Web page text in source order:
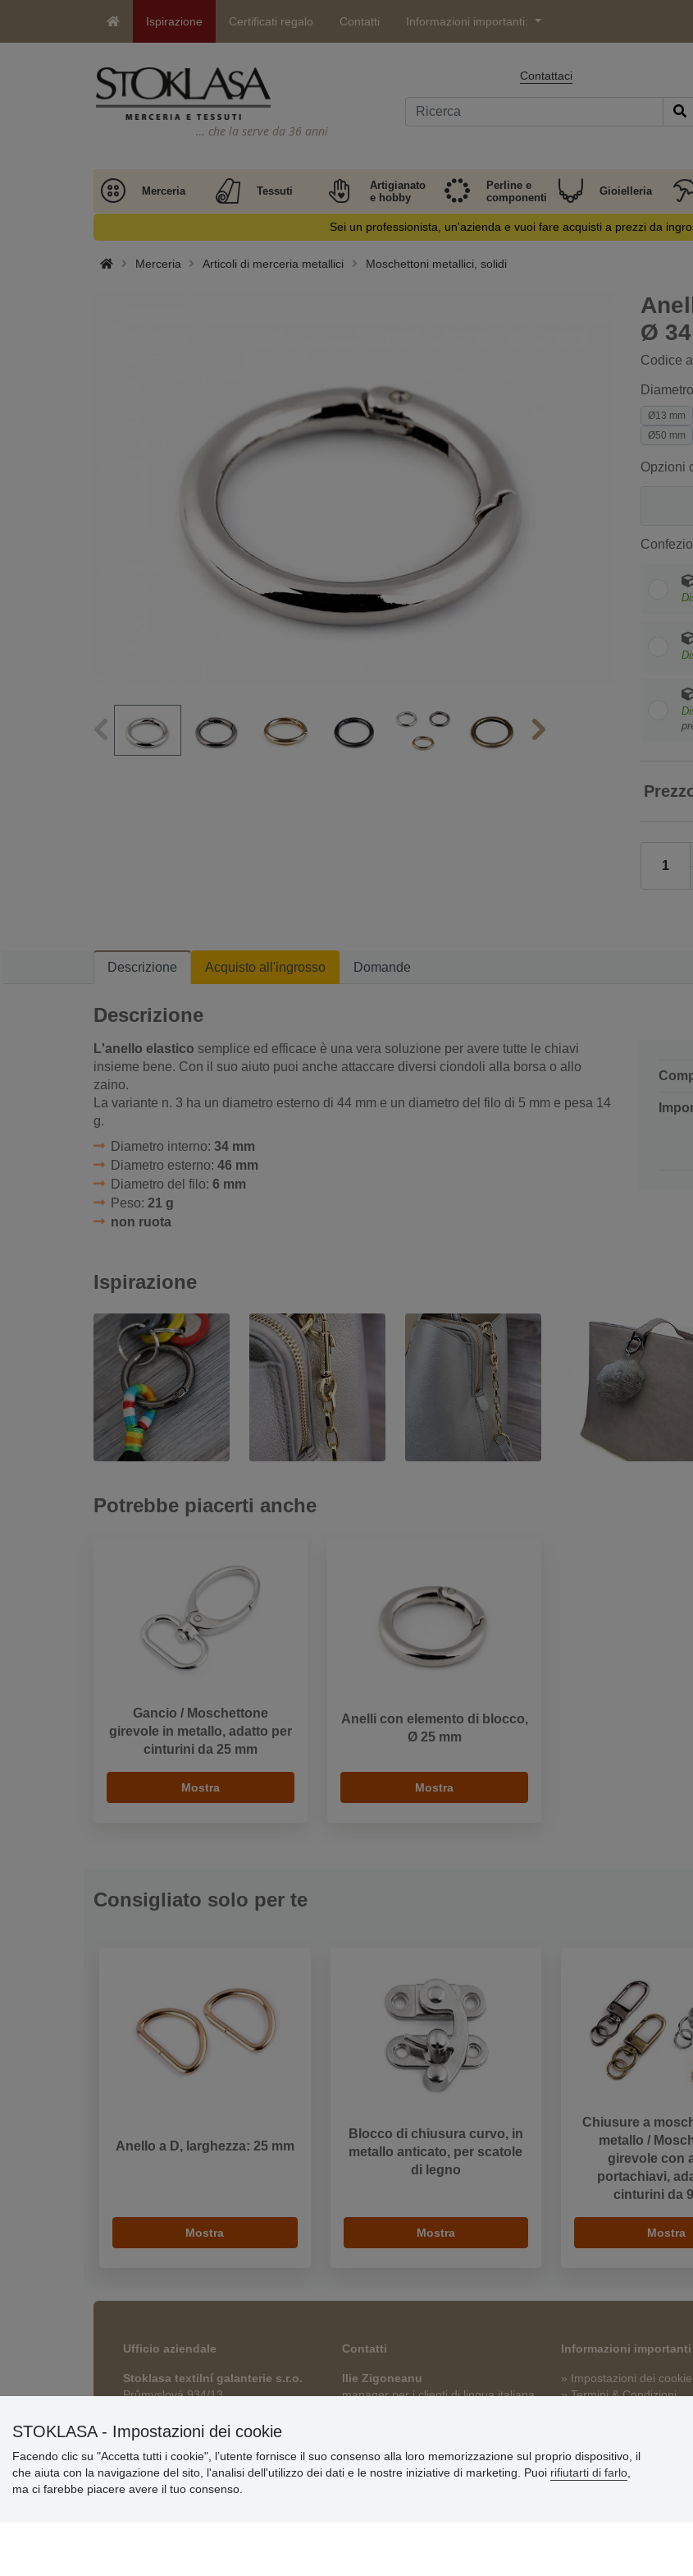
Ispirazione Certificati regalo Contatti Informazioni importanti:
… che la serve da 36 anni
Contattaci
Merceria Tessuti
Artigianato
e hobby
Perline e
componenti
Gioielleria
Sei un professionista, un'azienda e vuoi fare acquisti a prezzi da
Merceria Articoli di merceria metallici Moschettoni metallici, solidi
Ø
Codice
Ø13 mm
Ø50 mm
Opzioni
Descrizione Acquisto all'ingrosso Domande
Descrizione
L'anello elastico semplice ed efficace è una vera soluzione per avere tutte le chiavi
insieme bene. Con il suo aiuto puoi anche attaccare diversi ciondoli alla borsa o allo
zaino.
La variante n. 3 ha un diametro esterno di 44 mm e un diametro del filo di 5 mm e pesa 14
g.
Diametro interno: 34 mm
Diametro esterno: 46 mm
Diametro del filo: 6 mm
Peso: 21 g
non ruota
Ispirazione
Potrebbe piacerti anche
Gancio / Moschettone
girevole in metallo, adatto per
cinturini da 25 mm
Mostra
Anelli con elemento di blocco,
Ø 25 mm
Mostra
Consigliato solo per te
Anello a D, larghezza: 25 mm
Mostra
Blocco di chiusura curvo, in
metallo anticato, per scatole
di legno
Mostra
Chiusure a
metallo /
girevole con
portachiavi,
cinturini da
Mostra
Ufficio aziendale
Stoklasa textilní galanterie s.r.o.
Průmyslová 934/13
Repubblica Ceca
Contatti
Ilie Zigoneanu
manager per i clienti di lingua italiana
Informazioni importanti
» Impostazioni dei cookie
» Termini & Condizioni
» Programma fedeltà
STOKLASA - Impostazioni dei cookie
Facendo clic su "Accetta tutti i cookie", l’utente fornisce il suo consenso alla loro memorizzazione sul proprio dispositivo, il
che aiuta con la navigazione del sito, l'analisi dell'utilizzo dei dati e le nostre iniziative di marketing. Puoi rifiutarti di farlo
ma ci farebbe piacere avere il tuo consenso.